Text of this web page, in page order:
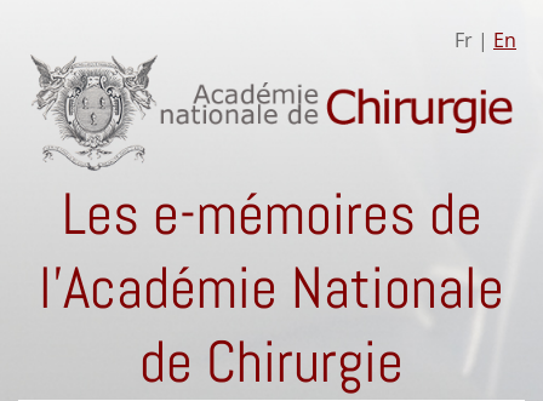
Fr | En
Les e-mémoires de
l'Académie Nationale
de Chirurgie